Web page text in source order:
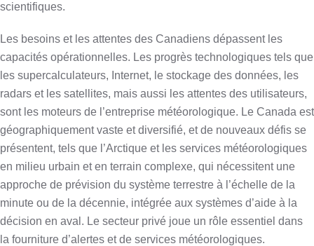
scientifiques.
Les besoins et les attentes des Canadiens dépassent les
capacités opérationnelles. Les progrès technologiques tels que
les supercalculateurs, Internet, le stockage des données, les
radars et les satellites, mais aussi les attentes des utilisateurs,
sont les moteurs de l’entreprise météorologique. Le Canada est
géographiquement vaste et diversifié, et de nouveaux défis se
présentent, tels que l’Arctique et les services météorologiques
en milieu urbain et en terrain complexe, qui nécessitent une
approche de prévision du système terrestre à l’échelle de la
minute ou de la décennie, intégrée aux systèmes d’aide à la
décision en aval. Le secteur privé joue un rôle essentiel dans
la fourniture d’alertes et de services météorologiques.